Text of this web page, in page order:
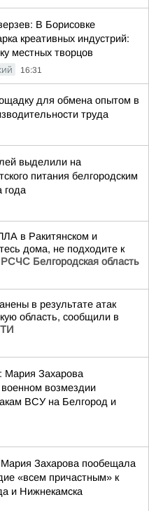
В Борисовке
креативных индустрий:
местных творцов
16:31
для обмена опытом в
труда
выделили на
питания белгородским
года
в Ракитянском и
дома, не подходите к
РСЧС Белгородская область
в результате атак
область, сообщили в
Мария Захарова
возмездии
ВСУ на Белгород и
Захарова пообещала
«всем причастным» к
и Нижнекамска